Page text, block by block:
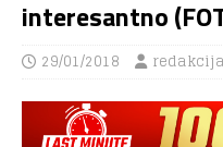
interesantno
29/01/2018 redakcija